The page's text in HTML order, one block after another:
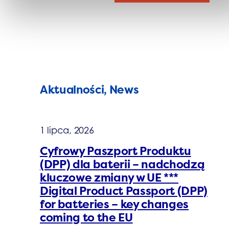
Aktualności, News
1 lipca, 2026
Cyfrowy Paszport Produktu
(DPP) dla baterii – nadchodzą
kluczowe zmiany w UE ***
Digital Product Passport (DPP)
for batteries – key changes
coming to the EU